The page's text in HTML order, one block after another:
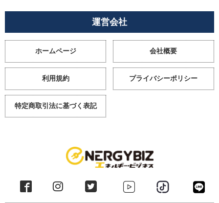
運営会社
ホームページ 会社概要
利用規約 プライバシーポリシー
特定商取引法に基づく表記